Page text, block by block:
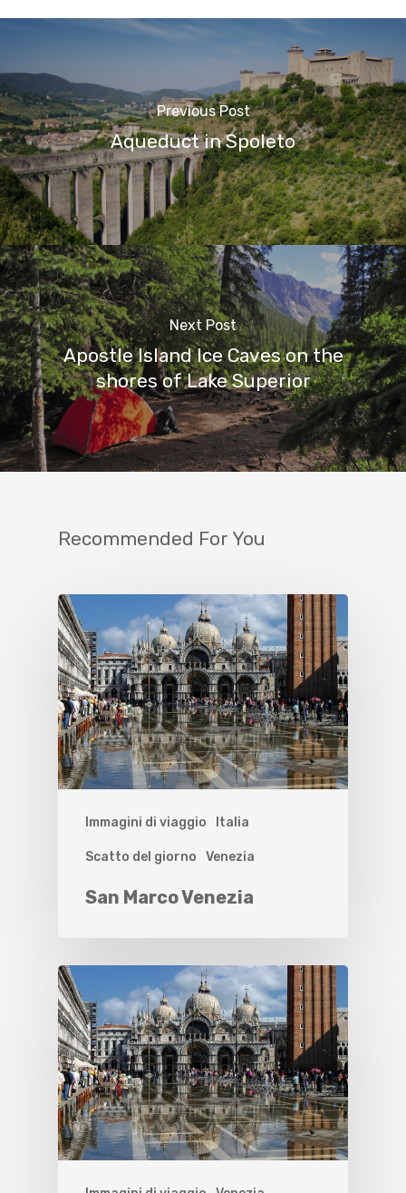
Previous Post
Aqueduct in Spoleto
Next Post
Apostle Island Ice Caves on the
shores of Lake Superior
Recommended For You
Immagini di viaggio Italia
Scatto del giorno Venezia
San Marco Venezia